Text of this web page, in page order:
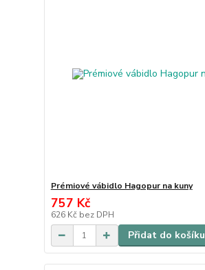
Prémiové vábidlo Hagopur na kuny
757 Kč
626 Kč bez DPH
Přidat do košíku